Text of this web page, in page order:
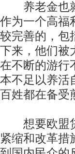
养老金也就
作为一个高福
较完善的，包
下来，他们被
在不断的游行
本不足以养活
百姓都在备受
想要欧盟贷
紧缩和改革措